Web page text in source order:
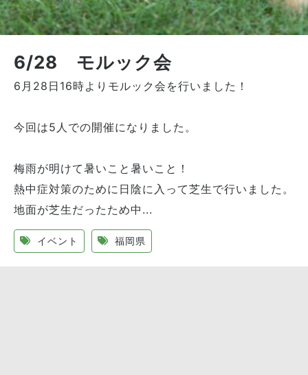
6/28 モルック会
6月28日16時よりモルック会を行いました！
今回は5人での開催になりました。
梅雨が明けて暑いこと暑いこと！
熱中症対策のために日陰に入って芝生で行いました。
地面が芝生だったため中...
イベント 福岡県